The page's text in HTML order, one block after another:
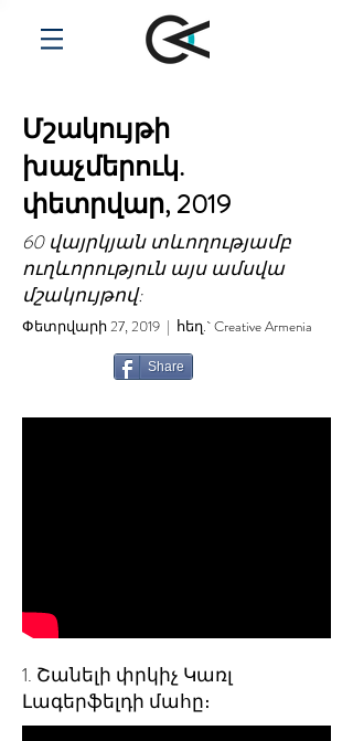
Մշակույթի
խաչմերուկ.
փետրվար, 2019
60 վայրկյան տևողությամբ
ուղևորություն այս ամսվա
մշակույթով:
Փետրվարի 27, 2019 | հեղ.` Creative Armenia
Share
1. Շանելի փրկիչ Կառլ
Լագերֆելդի մահը։